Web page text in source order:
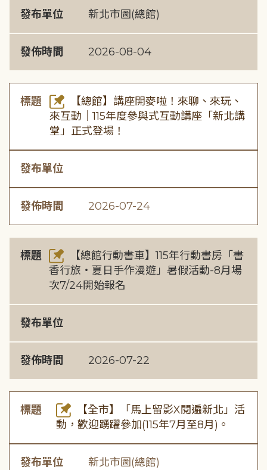
發布單位 新北市圖(總館)
發佈時間 2026-08-04
標題
【總館】講座開麥啦！來聊、來玩、
來互動｜115年度參與式互動講座「新北講
堂」正式登場！
發布單位
發佈時間 2026-07-24
標題
【總館行動書車】115年行動書房「書
香行旅・夏日手作漫遊」暑假活動-8月場
次7/24開始報名
發布單位
發佈時間 2026-07-22
標題
【全市】「馬上留影X閱遍新北」活
動，歡迎踴躍參加(115年7月至8月)。
發布單位 新北市圖(總館)